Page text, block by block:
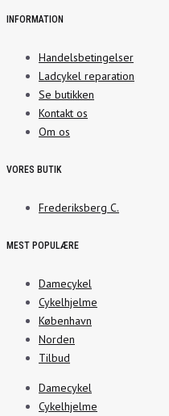
INFORMATION
Handelsbetingelser
Ladcykel reparation
Se butikken
Kontakt os
Om os
VORES BUTIK
Frederiksberg C.
MEST POPULÆRE
Damecykel
Cykelhjelme
København
Norden
Tilbud
Damecykel
Cykelhjelme